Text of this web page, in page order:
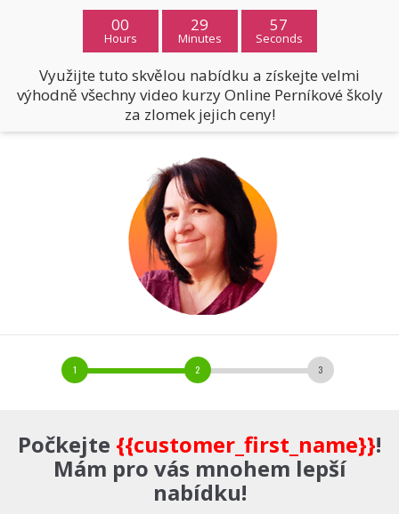
Počkejte {{customer_first_name}}!
Mám pro vás mnohem lepší
nabídku!
00
Hours
29
Minutes
57
Seconds
Využijte tuto skvělou nabídku a získejte velmi
výhodně všechny video kurzy Online Perníkové školy
za zlomek jejich ceny!